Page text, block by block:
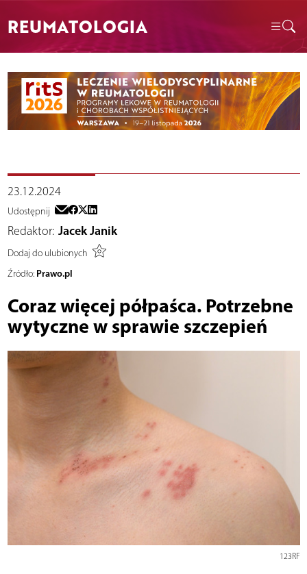
REUMATOLOGIA
23.12.2024
Udostępnij
Redaktor: Jacek Janik
Dodaj do ulubionych
Źródło: Prawo.pl
Coraz więcej półpaśca. Potrzebne
wytyczne w sprawie szczepień
123RF